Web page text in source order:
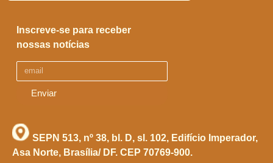
Enviar
Inscreve-se para receber
nossas notícias
SEPN 513, nº 38, bl. D, sl. 102, Edifício Imperador,
Asa Norte, Brasília/ DF. CEP 70769-900.